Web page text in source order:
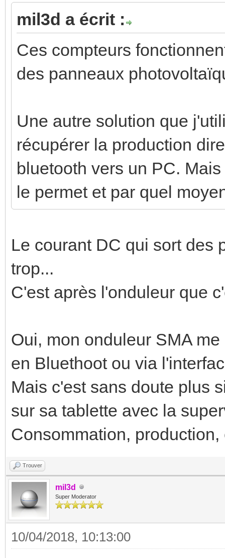
mil3d a écrit :
Ces compteurs
des panneaux
Une autre solution que
récupérer la production
bluetooth vers un PC.
le permet et par quel
Le courant DC qui sort des
trop...
C'est après l'onduleur que
Oui, mon onduleur SMA
en Bluethoot ou via
Mais c'est sans doute plus
sur sa tablette avec la
Consommation, production,
Trouver
mil3d
Super Moderator
10/04/2018, 10:13:00